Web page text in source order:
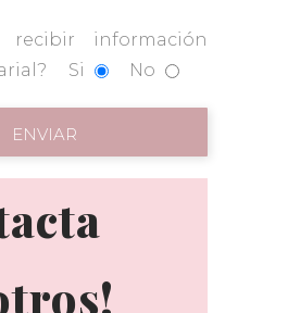
recibir información
Si No